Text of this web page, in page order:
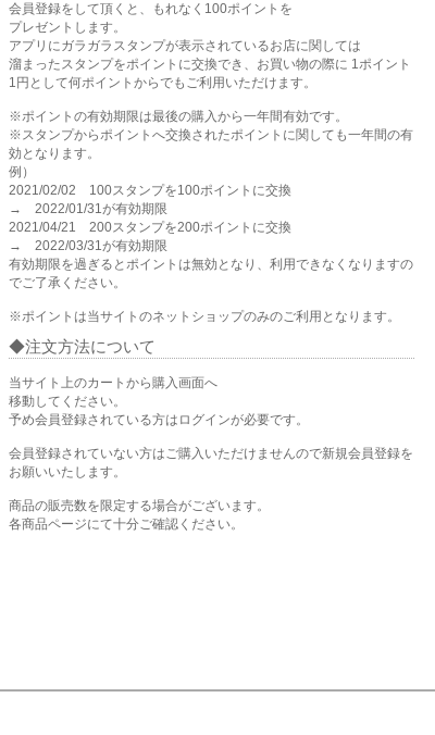
会員登録をして頂くと、もれなく100ポイントを
プレゼントします。
アプリにガラガラスタンプが表示されているお店に関しては
溜まったスタンプをポイントに交換でき、お買い物の際に 1ポイント
1円として何ポイントからでもご利用いただけます。
※ポイントの有効期限は最後の購入から一年間有効です。
※スタンプからポイントへ交換されたポイントに関しても一年間の有
効となります。
例）
2021/02/02 100スタンプを100ポイントに交換
→ 2022/01/31が有効期限
2021/04/21 200スタンプを200ポイントに交換
→ 2022/03/31が有効期限
有効期限を過ぎるとポイントは無効となり、利用できなくなりますの
でご了承ください。
※ポイントは当サイトのネットショップのみのご利用となります。
注文方法について
当サイト上のカートから購入画面へ
移動してください。
予め会員登録されている方はログインが必要です。
会員登録されていない方はご購入いただけませんので新規会員登録を
お願いいたします。
商品の販売数を限定する場合がございます。
各商品ページにて十分ご確認ください。